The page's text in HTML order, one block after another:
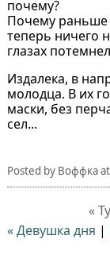
почему?
Почему раньше
теперь ничего
глазах
Издалека, в
молодца. В их
маски, без
сел...
Posted by Воффкаat
«
« Девушка дня |